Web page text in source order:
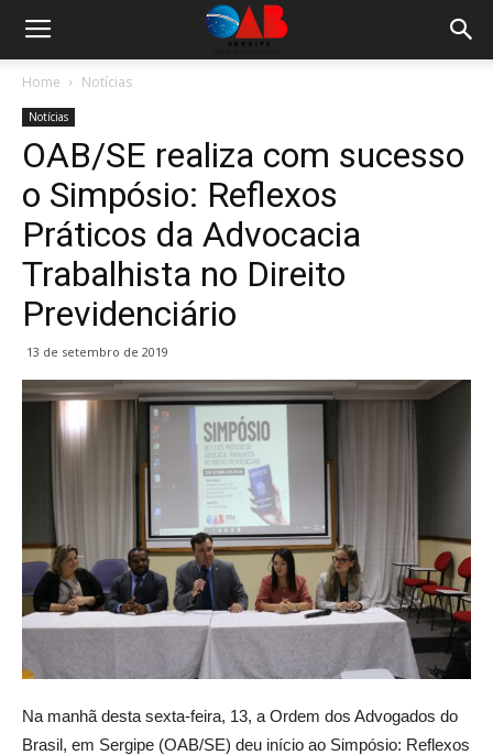
Home Notícias
Notícias
OAB/SE realiza com sucesso
o Simpósio: Reflexos
Práticos da Advocacia
Trabalhista no Direito
Previdenciário
13 de setembro de 2019
Na manhã desta sexta-feira, 13, a Ordem dos Advogados do
Brasil, em Sergipe (OAB/SE) deu início ao Simpósio: Reflexos